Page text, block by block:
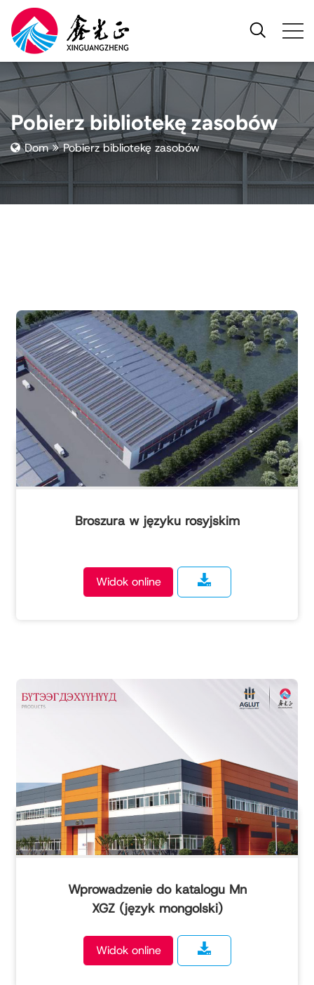
Pobierz bibliotekę zasobów
Dom Pobierz bibliotekę zasobów
Broszura w języku rosyjskim
Widok online
Wprowadzenie do katalogu Mn
XGZ (język mongolski)
Widok online